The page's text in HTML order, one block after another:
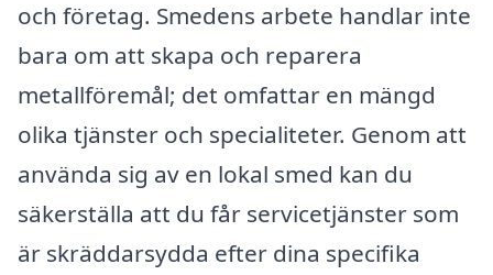
och företag. Smedens arbete handlar inte
bara om att skapa och reparera
metallföremål; det omfattar en mängd
olika tjänster och specialiteter. Genom att
använda sig av en lokal smed kan du
säkerställa att du får servicetjänster som
är skräddarsydda efter dina specifika